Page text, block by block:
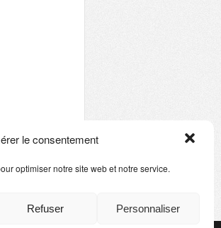
le consentement
optimiser notre site web et notre service.
Refuser Personnaliser